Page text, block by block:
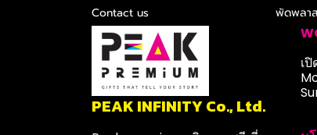
Contact us
พัดพลา
PEAK INFINITY Co., Ltd.
เ